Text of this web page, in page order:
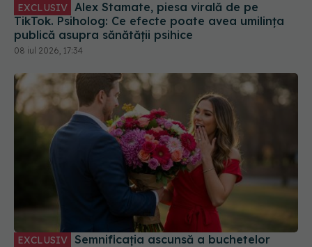
EXCLUSIV
TikTok. Psiholog: Ce efecte poate avea umilința
publică asupra sănătății psihice
08 iul 2026, 17:34
EXCLUSIV